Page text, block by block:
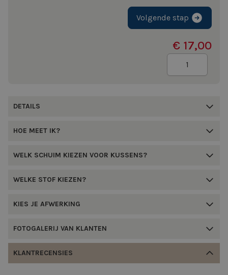
Volgende stap
€ 17,00
DETAILS
HOE MEET IK?
WELK SCHUIM KIEZEN VOOR KUSSENS?
WELKE STOF KIEZEN?
KIES JE AFWERKING
FOTOGALERIJ VAN KLANTEN
KLANTRECENSIES